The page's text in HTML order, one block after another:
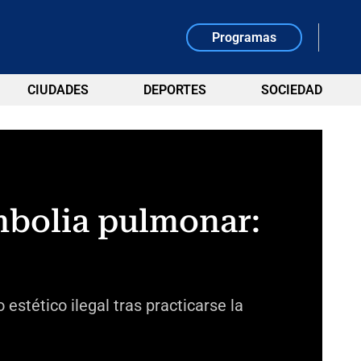
Programas
CIUDADES DEPORTES SOCIEDAD
pulmonar:
estético ilegal tras practicarse la